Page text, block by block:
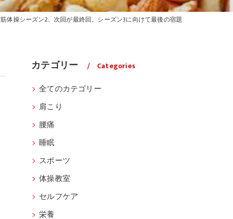
体操シーズン2、次回が最終回。シーズン3に向けて最後の宿題
カテゴリー Categories
全てのカテゴリー
肩こり
腰痛
睡眠
スポーツ
体操教室
セルフケア
栄養